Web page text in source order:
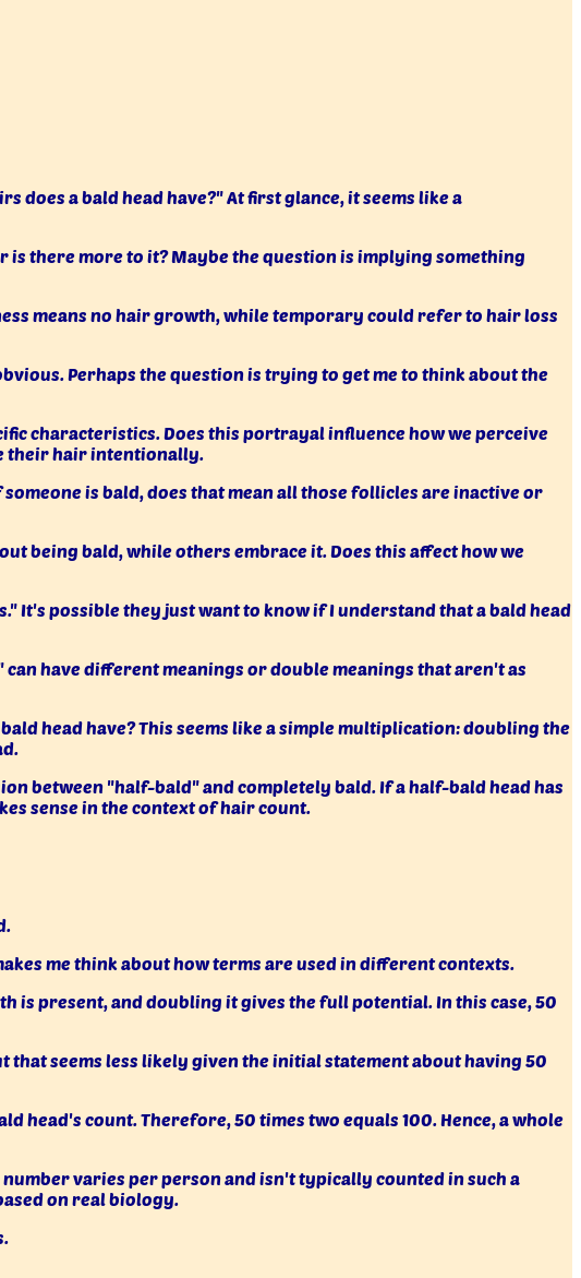
does a bald head have?" At first glance, it seems like a
is there more to it? Maybe the question is implying something
means no hair growth, while temporary could refer to hair loss
Perhaps the question is trying to get me to think about the
characteristics. Does this portrayal influence how we perceive
their hair intentionally.
is bald, does that mean all those follicles are inactive or
being bald, while others embrace it. Does this affect how we
It's possible they just want to know if I understand that a bald head
have different meanings or double meanings that aren't as
head have? This seems like a simple multiplication: doubling the
between "half-bald" and completely bald. If a half-bald head has
sense in the context of hair count.
me think about how terms are used in different contexts.
is present, and doubling it gives the full potential. In this case, 50
seems less likely given the initial statement about having 50
count. Therefore, 50 times two equals 100. Hence, a whole
varies per person and isn't typically counted in such a
on real biology.